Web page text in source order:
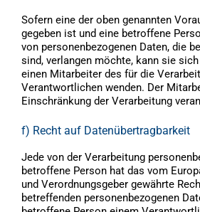
Sofern eine der oben genannten
gegeben ist und eine betroffene
von personenbezogenen Daten, die
sind, verlangen möchte, kann sie
einen Mitarbeiter des für die
Verantwortlichen wenden. Der
Einschränkung der Verarbeitung
f) Recht auf Datenübertragbarkeit
Jede von der Verarbeitung
betroffene Person hat das vom
und Verordnungsgeber gewährte
betreffenden personenbezogenen